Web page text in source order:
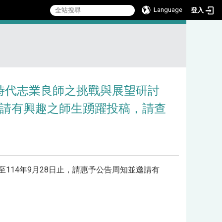
Language 登入
志業良師之挑戰與展望研討
有興趣之師生踴躍投稿，請查
年9月28日止，請惠予公告周知並邀請有